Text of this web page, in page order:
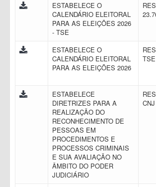
ESTABELECE O
CALENDÁRIO ELEITORAL
PARA AS ELEIÇÕES 2026
- TSE
ESTABELECE O
CALENDÁRIO ELEITORAL
PARA AS ELEIÇÕES 2026
TSE
ESTABELECE
DIRETRIZES PARA A
REALIZAÇÃO DO
RECONHECIMENTO DE
PESSOAS EM
PROCEDIMENTOS E
PROCESSOS CRIMINAIS
E SUA AVALIAÇÃO NO
ÂMBITO DO PODER
JUDICIÁRIO
CNJ